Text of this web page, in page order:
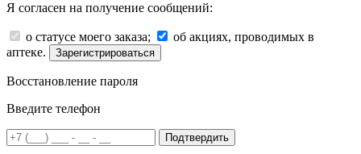
Я согласен на получение сообщений:
о статусе моего заказа;
об акциях, проводимых в
аптеке.
Зарегистрироваться
Восстановление пароля
Введите телефон
Подтвердить